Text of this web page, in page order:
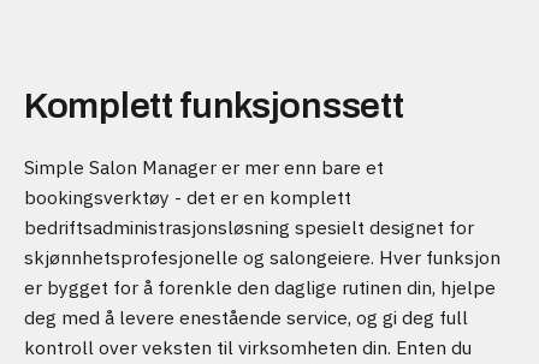
Komplett funksjonssett
Simple Salon Manager er mer enn bare et
bookingsverktøy - det er en komplett
bedriftsadministrasjonsløsning spesielt designet for
skjønnhetsprofesjonelle og salongeiere. Hver funksjon
er bygget for å forenkle den daglige rutinen din, hjelpe
deg med å levere enestående service, og gi deg full
kontroll over veksten til virksomheten din. Enten du